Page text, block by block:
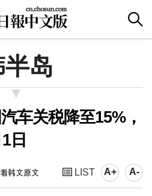
岛
车关税降至15%，
日
LIST A+ A-